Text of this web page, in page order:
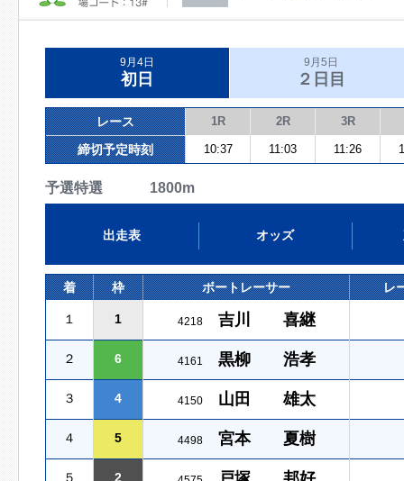
9月4日
初日
9月5日
２日目
レース 1R 2R 3R
締切予定時刻 10:37 11:03 11:26
予選特選 1800m
出走表 オッズ
着 枠 ボートレーサー レ
１ 1 4218 吉川 喜継
２ 6 4161 黒柳 浩孝
３ 4 4150 山田 雄太
４ 5 4498 宮本 夏樹
５ 2